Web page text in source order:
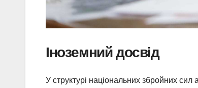
Іноземний досвід
У структурі національних збройних сил